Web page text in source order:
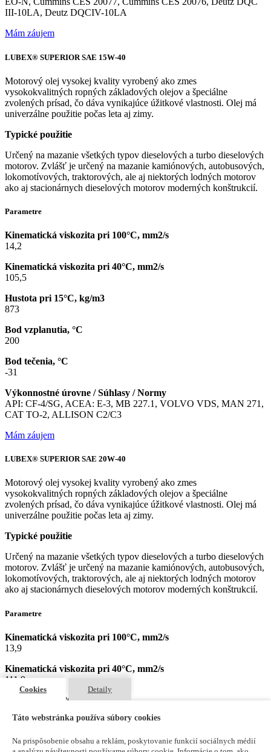
III-10LA, Deutz DQCIV-10LA
Mám záujem
LUBEX® SUPERIOR SAE 15W-40
Motorový olej vysokej kvality vyrobený ako zmes
vysokokvalitných ropných základových olejov a špeciálne
zvolených prísad, čo dáva vynikajúce úžitkové vlastnosti. Olej má
univerzálne použitie počas leta aj zimy.
Typické použitie
Určený na mazanie všetkých typov dieselových a turbo dieselových
motorov. Zvlášť je určený na mazanie kamiónových, autobusových,
lokomotívových, traktorových, ale aj niektorých lodných motorov
ako aj stacionárnych dieselových motorov moderných konštrukcií.
Parametre
Kinematická viskozita pri 100°C, mm2/s
14,2
Kinematická viskozita pri 40°C, mm2/s
105,5
Hustota pri 15°C, kg/m3
873
Bod vzplanutia, °C
200
Bod tečenia, °C
-31
Výkonnostné úrovne / Súhlasy / Normy
API: CF-4/SG, ACEA: E-3, MB 227.1, VOLVO VDS, MAN 271,
CAT TO-2, ALLISON C2/C3
Mám záujem
LUBEX® SUPERIOR SAE 20W-40
Motorový olej vysokej kvality vyrobený ako zmes
vysokokvalitných ropných základových olejov a špeciálne
zvolených prísad, čo dáva vynikajúce úžitkové vlastnosti. Olej má
univerzálne použitie počas leta aj zimy.
Typické použitie
Určený na mazanie všetkých typov dieselových a turbo dieselových
motorov. Zvlášť je určený na mazanie kamiónových, autobusových,
lokomotívových, traktorových, ale aj niektorých lodných motorov
ako aj stacionárnych dieselových motorov moderných konštrukcií.
Parametre
Kinematická viskozita pri 100°C, mm2/s
13,9
Kinematická viskozita pri 40°C, mm2/s
111,9
Hustota pri 15°C, kg/m3
252
Cookies Detaily
Táto webstránka používa súbory cookies
Na prispôsobenie obsahu a reklám, poskytovanie funkcií sociálnych médií